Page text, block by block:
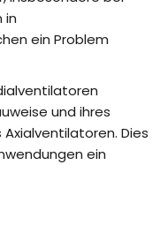
in
ein Problem
und ihres
Axialventilatoren. Dies
ein